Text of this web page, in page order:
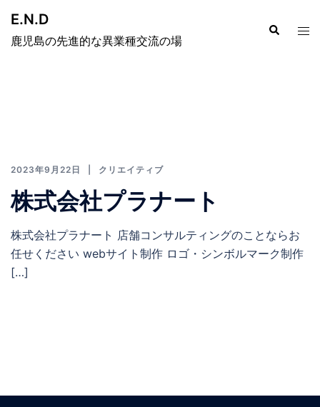
E.N.D
鹿児島の先進的な異業種交流の場
2023年9月22日 クリエイティブ
株式会社プラナート
株式会社プラナート 店舗コンサルティングのことならお
任せください webサイト制作 ロゴ・シンボルマーク制作
[…]